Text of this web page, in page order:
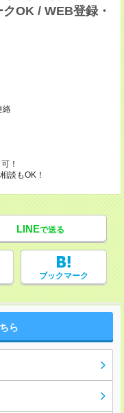
OK / WEB登録・
絡
！
談もOK！
LINEで送る
ブックマーク
ら